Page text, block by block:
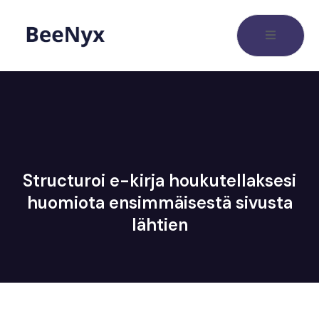
Structuroi e-kirja houkutellaksesi
huomiota ensimmäisestä sivusta
lähtien